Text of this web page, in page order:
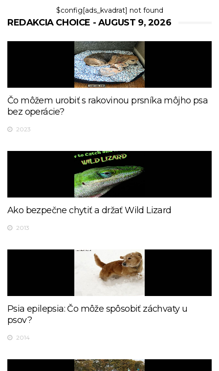
$config[ads_kvadrat] not found
REDAKCIA CHOICE - AUGUST 9, 2026
Čo môžem urobiť s rakovinou prsníka môjho psa
bez operácie?
2023
Ako bezpečne chytiť a držať Wild Lizard
2013
Psia epilepsia: Čo môže spôsobiť záchvaty u
psov?
2014